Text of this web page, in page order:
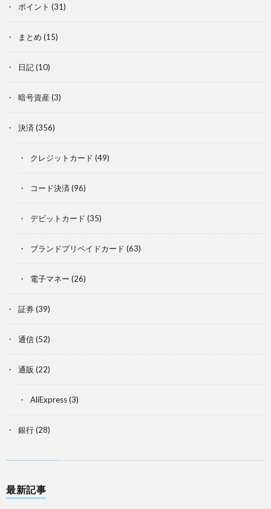
ポイント (31)
まとめ (15)
日記(10)
暗号資産 (3)
決済 (356)
クレジットカード (49)
コード決済 (96)
デビットカード (35)
ブランドプリペイドカード (63)
電子マネー (26)
証券(39)
通信(52)
通販 (22)
AliExpress(3)
銀行(28)
最新記事